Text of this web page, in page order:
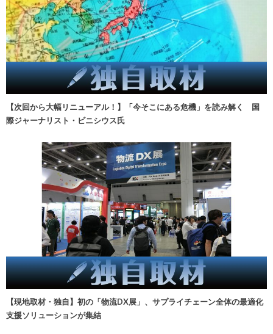
【次回から大幅リニューアル！】「今そこにある危機」を読み解く 国
際ジャーナリスト・ビニシウス氏
【現地取材・独自】初の「物流DX展」、サプライチェーン全体の最適化
支援ソリューションが集結